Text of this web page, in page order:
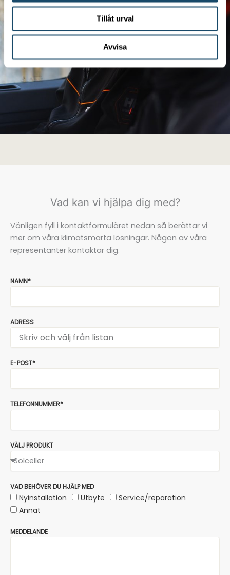
Tillåt urval
Avvisa
Vad kan vi hjälpa dig med?
Vänligen fyll i kontaktformuläret nedan så berättar vi
mer om våra klimatsmarta lösningar. Någon av våra
representanter kontaktar dig.
NAMN*
ADRESS
E-POST*
TELEFONNUMMER*
VÄLJ PRODUKT
VAD BEHÖVER DU HJÄLP MED
Nyinstallation Utbyte
Service/reparation
Annat
MEDDELANDE